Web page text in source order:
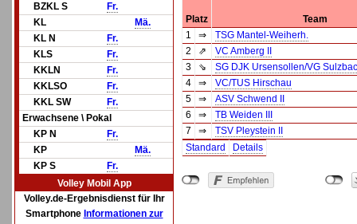
BZKL S
Fr.
KL
Mä.
KL N
Fr.
KLS
Fr.
KKLN
Fr.
KKLSO
Fr.
KKL SW
Fr.
Erwachsene \ Pokal
KP N
Fr.
KP
Mä.
KP S
Fr.
Volley Mobil App
Volley.de-Ergebnisdienst für Ihr
Smartphone Informationen zur
Platz
Team
1
⇒
TSG Mantel-Weiherh.
2
⇗
VC Amberg II
3
⇘
SG DJK Ursensollen/VG
4
⇒
VC/TUS Hirschau
5
⇒
ASV Schwend II
6
⇒
TB Weiden III
7
⇒
TSV Pleystein II
Standard
Details